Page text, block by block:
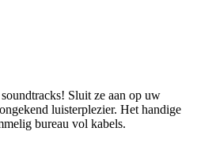
Sluit ze aan op uw
luisterplezier. Het handige
bureau vol kabels.